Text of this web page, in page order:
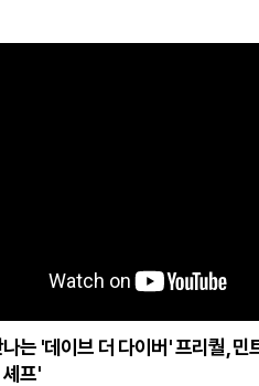
는 '데이브 더 다이버' 프리퀄, 민
셰프'